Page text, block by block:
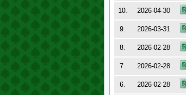
10. 2026-04-30
9. 2026-03-31
8. 2026-02-28
7. 2026-02-28
6. 2026-02-28